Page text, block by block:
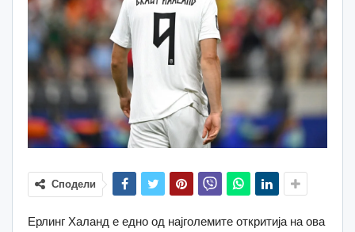
Сподели
Ерлинг Халанд е едно од најголемите откритија на ова